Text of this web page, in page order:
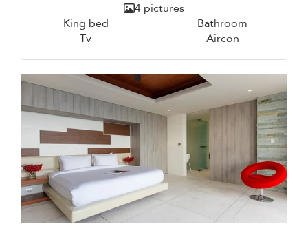
4 pictures
King bed
Bathroom
Tv
Aircon